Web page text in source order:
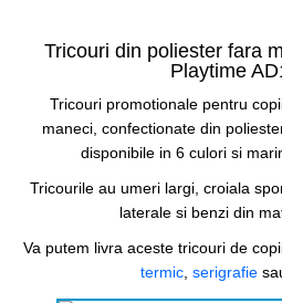
Tricouri din poliester fara
Playtime
Tricouri promotionale pentru
maneci, confectionate din
disponibile in 6 culori si
Tricourile au umeri largi, croiala
laterale si benzi din
Va putem livra aceste tricouri de
termic serigrafie